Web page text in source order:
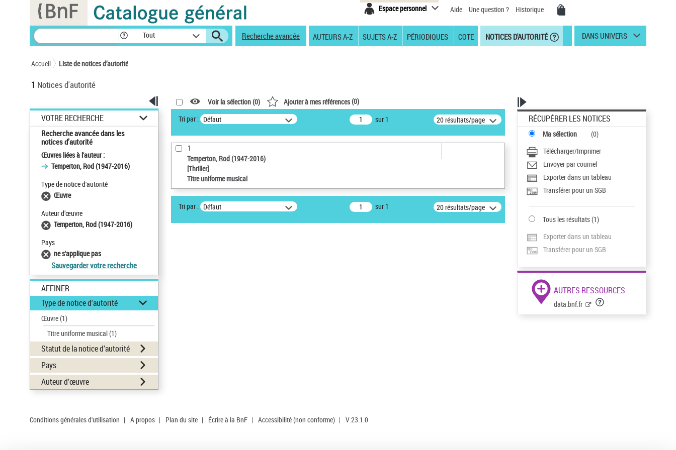
Espace personnel Aide Une question ? Historique
Tout Recherche avancée AUTEURS A-Z SUJETS A-Z PÉRIODIQUES COTE NOTICES D'AUTORITÉ DANS UNIVERS
Accueil Liste de notices d’autorité
1 Notices d'autorité
VOTRE RECHERCHE
Recherche avancée dans les
notices d’autorité
Œuvres liées à l'auteur :
Temperton, Rod (1947-2016)
Type de notice d'autorité
Œuvre
Auteur d’œuvre
Temperton, Rod (1947-2016)
Pays
ne s'applique pas
Sauvegarder votre recherche
AFFINER
Type de notice d'autorité
Œuvre(1)
Titre uniforme musical(1)
Statut de la notice d’autorité
Pays
Auteur d’œuvre
Voir la sélection (0) Ajouter à mes références(0)
Tri par : Défaut sur 1 20 résultats/page
1
Temperton, Rod (1947-2016)
[Thriller]
Titre uniforme musical
Tri par : Défaut sur 1 20 résultats/page
RÉCUPÉRER LES NOTICES
Ma sélection (0)
Télécharger/Imprimer
Envoyer par courriel
Exporter dans un tableau
Transférer pour un SGB
Tous les résultats(1)
Exporter dans un tableau
Transférer pour un SGB
AUTRES RESSOURCES
data.bnf.fr
Conditions générales d'utilisation | A propos | Plan du site | Écrire à la BnF | Accessibilité (non conforme) | V 23.1.0
Panneau de gestion des cookies